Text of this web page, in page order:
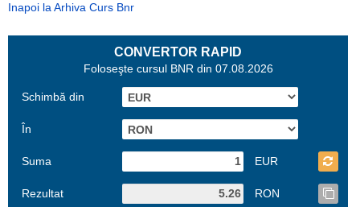
Inapoi la Arhiva Curs Bnr
CONVERTOR RAPID
Foloseşte cursul BNR din 07.08.2026
Schimbă din
În
Suma EUR
Rezultat RON